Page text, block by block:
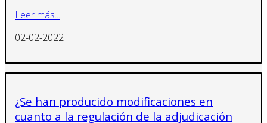
Leer más...
02-02-2022
¿Se han producido modificaciones en
cuanto a la regulación de la adjudicación